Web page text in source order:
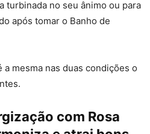
turbinada no seu ânimo ou para
após tomar o Banho de
mesma nas duas condições o
com Rosa